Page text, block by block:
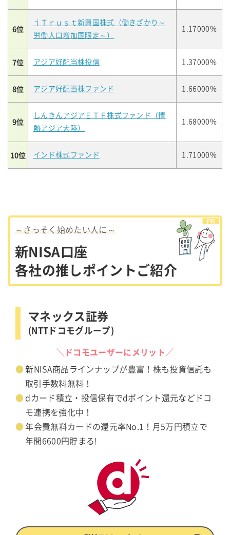
6位
ｉＴｒｕｓｔ新興国株式（働きざかり～
労働人口増加国限定～）
1.17000%
7位 アジア好配当株投信 1.37000%
8位 アジア好配当株ファンド 1.66000%
9位
しんきんアジアＥＴＦ株式ファンド（情
熱アジア大陸）
1.68000%
10位 インド株式ファンド 1.71000%
～さっそく始めたい人に～
新NISA口座
各社の推しポイントご紹介
マネックス証券
(NTTドコモグループ)
＼ドコモユーザーにメリット／
新NISA商品ラインナップが豊富！株も投資信託も
取引手数料無料！
dカード積立・投信保有でdポイント還元などドコ
モ連携を強化中！
年会費無料カードの還元率No.1！月5万円積立で
年間6600円貯まる!